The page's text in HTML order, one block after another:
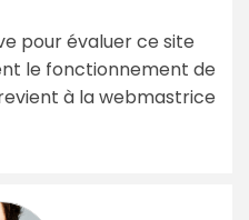
pour évaluer ce site
le fonctionnement de
à la webmastrice